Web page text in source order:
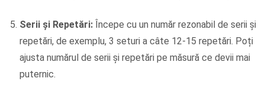
Serii și Repetări: Începe cu un număr rezonabil de serii și
repetări, de exemplu, 3 seturi a câte 12-15 repetări. Poți
ajusta numărul de serii și repetări pe măsură ce devii mai
puternic.